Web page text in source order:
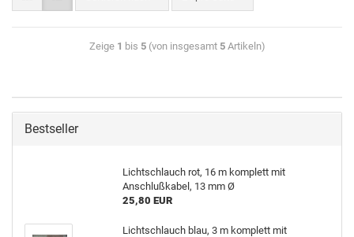
Zeige 1 bis 5(von insgesamt 5Artikeln)
Bestseller
Lichtschlauch rot, 16 m komplett mit
Anschlußkabel, 13 mm Ø
25,80 EUR
Lichtschlauch blau, 3 m komplett mit